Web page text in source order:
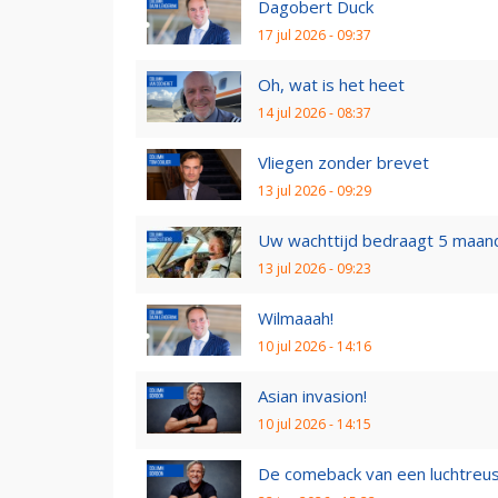
Dagobert Duck
17 jul 2026 - 09:37
Oh, wat is het heet
14 jul 2026 - 08:37
Vliegen zonder brevet
13 jul 2026 - 09:29
Uw wachttijd bedraagt 5
13 jul 2026 - 09:23
Wilmaaah!
10 jul 2026 - 14:16
Asian invasion!
10 jul 2026 - 14:15
De comeback van een luchtreus